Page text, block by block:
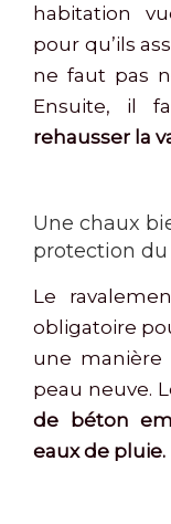
habitation
pour qu’ils
ne faut pas
Ensuite, il
rehausser la
Une chaux
protection
Le
obligatoire
une
peau neuve.
de béton
eaux de pluie.